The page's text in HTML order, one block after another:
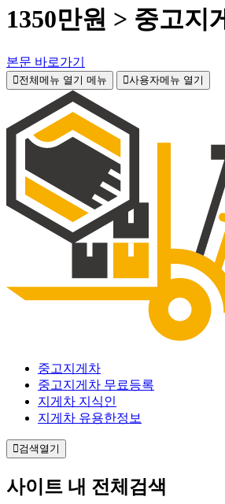
1350만원 > 중고지
본문 바로가기
전체메뉴 열기 메뉴 사용자메뉴 열기
중고지게차
중고지게차 무료등록
지게차 지식인
지게차 유용한정보
검색열기
사이트 내 전체검색